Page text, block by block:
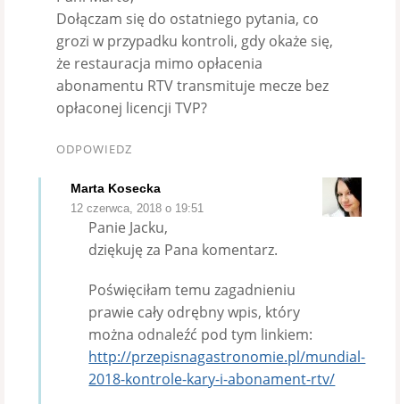
Dołączam się do ostatniego pytania, co
grozi w przypadku kontroli, gdy okaże się,
że restauracja mimo opłacenia
abonamentu RTV transmituje mecze bez
opłaconej licencji TVP?
ODPOWIEDZ
Marta Kosecka
12 czerwca, 2018 o 19:51
Panie Jacku,
dziękuję za Pana komentarz.
Poświęciłam temu zagadnieniu
prawie cały odrębny wpis, który
można odnaleźć pod tym linkiem:
http://przepisnagastronomie.pl/mundial-
2018-kontrole-kary-i-abonament-rtv/